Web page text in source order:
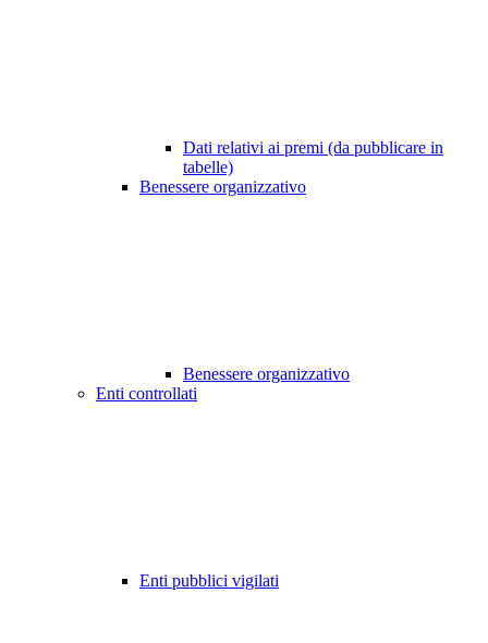
Dati relativi ai premi (da pubblicare in
tabelle)
Benessere organizzativo
Benessere organizzativo
Enti controllati
Enti pubblici vigilati